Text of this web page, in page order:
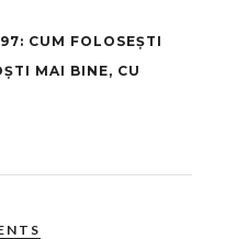
CUM FOLOSEȘTI
MAI BINE, CU